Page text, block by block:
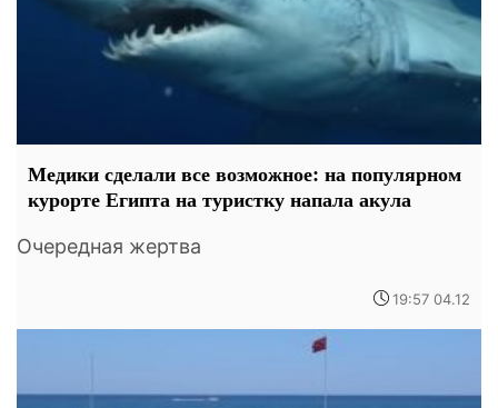
Медики сделали все возможное: на популярном
курорте Египта на туристку напала акула
Очередная жертва
19:57 04.12